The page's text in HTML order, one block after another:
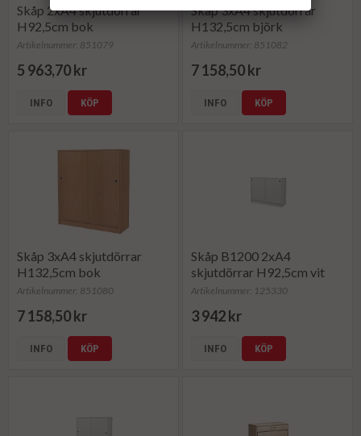
Skåp 2xA4 skjutdörrar
H92,5cm bok
Artikelnummer: 851079
5 963,70 kr
INFO KÖP
Skåp 3xA4 skjutdörrar
H132,5cm björk
Artikelnummer: 851082
7 158,50 kr
INFO KÖP
Skåp 3xA4 skjutdörrar
H132,5cm bok
Artikelnummer: 851080
7 158,50 kr
INFO KÖP
Skåp B1200 2xA4
skjutdörrar H92,5cm vit
Artikelnummer: 125330
3 942 kr
INFO KÖP